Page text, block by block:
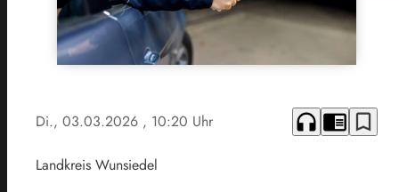
Di., 03.03.2026 , 10:20 Uhr headphones chrome_reader_mode bookmark_border
Landkreis Wunsiedel